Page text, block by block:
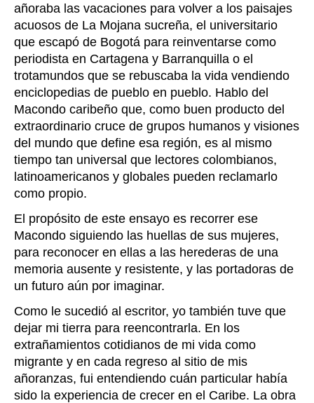
añoraba las vacaciones para volver a los paisajes
acuosos de La Mojana sucreña, el universitario
que escapó de Bogotá para reinventarse como
periodista en Cartagena y Barranquilla o el
trotamundos que se rebuscaba la vida vendiendo
enciclopedias de pueblo en pueblo. Hablo del
Macondo caribeño que, como buen producto del
extraordinario cruce de grupos humanos y visiones
del mundo que define esa región, es al mismo
tiempo tan universal que lectores colombianos,
latinoamericanos y globales pueden reclamarlo
como propio.
El propósito de este ensayo es recorrer ese
Macondo siguiendo las huellas de sus mujeres,
para reconocer en ellas a las herederas de una
memoria ausente y resistente, y las portadoras de
un futuro aún por imaginar.
Como le sucedió al escritor, yo también tuve que
dejar mi tierra para reencontrarla. En los
extrañamientos cotidianos de mi vida como
migrante y en cada regreso al sitio de mis
añoranzas, fui entendiendo cuán particular había
sido la experiencia de crecer en el Caribe. La obra